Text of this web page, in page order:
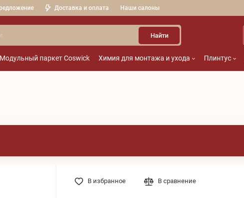
Доставка и оплата Наши салоны
Найти
Модульный паркет Coswick Химия для монтажа и ухода Плинтус
В избранное В сравнение